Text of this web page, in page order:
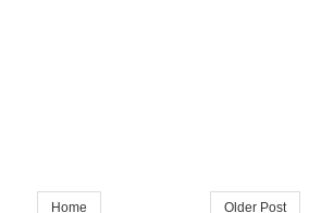
Older Post
Home